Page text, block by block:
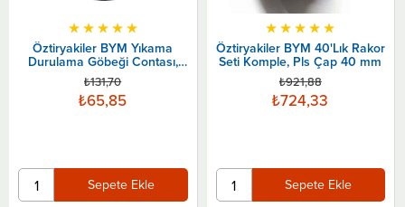
Öztiryakiler BYM Yıkama
Durulama Göbeği Contası,
72x45x3 mm
★★★★★
₺65,85
₺131,70
Sepete Ekle
Öztiryakiler BYM 40'Lık Rakor
Seti Komple, Pls Çap 40 mm
★★★★★
₺724,33
₺921,88
Sepete Ekle